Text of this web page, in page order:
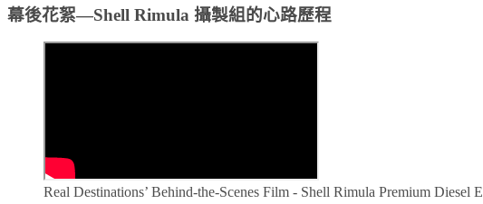
幕後花絮—Shell Rimula 攝製組的心路歷程
Real Destinations’ Behind-the-Scenes Film - Shell Rimula Premium Diesel